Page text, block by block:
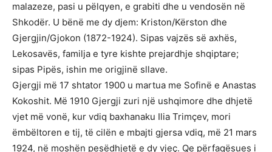
malazeze, pasi u pëlqyen, e grabiti dhe u vendosën në
Shkodër. U bënë me dy djem: Kriston/Kërston dhe
Gjergjin/Gjokon (1872-1924). Sipas vajzës së axhës,
Lekosavës, familja e tyre kishte prejardhje shqiptare;
sipas Pipës, ishin me origjinë sllave.
Gjergji më 17 shtator 1900 u martua me Sofinë e Anastas
Kokoshit. Më 1910 Gjergji zuri një ushqimore dhe dhjetë
vjet më vonë, kur vdiq baxhanaku Ilia Trimçev, mori
ëmbëltoren e tij, të cilën e mbajti gjersa vdiq, më 21 mars
1924, në moshën pesëdhjetë e dy vjeç. Qe përfaqësues i